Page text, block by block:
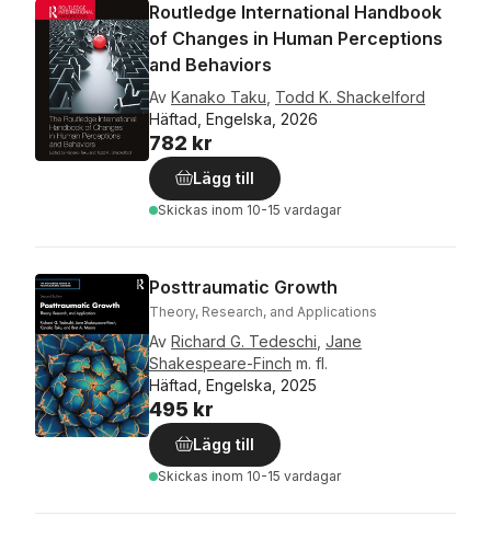
Routledge International Handbook
of Changes in Human Perceptions
and Behaviors
Av Kanako Taku Todd K. Shackelford
Häftad, Engelska, 2026
782 kr
Lägg till
Skickas inom 10-15 vardagar
Posttraumatic Growth
Theory, Research, and Applications
Av Richard G. Tedeschi Jane
Shakespeare-Finch m. fl.
Häftad, Engelska, 2025
495 kr
Lägg till
Skickas inom 10-15 vardagar